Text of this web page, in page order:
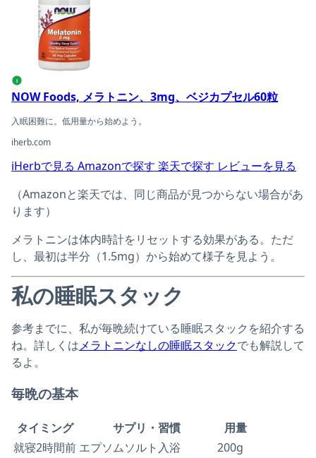
i
NOW Foods, メラトニン、3mg、ベジカプセル60粒
入眠困難に。低用量から始めよう。
iherb.com
iHerbで見る Amazonで探す 楽天で探す レビューを見る
（Amazonと楽天では、同じ商品が見つからない場合があ
ります）
メラトニンは体内時計をリセットする効果がある。ただ
し、最初は半分（1.5mg）から始めて様子を見よう。
私の睡眠スタック
参考までに、私が毎晩続けている睡眠スタックを紹介する
ね。詳しくはメラトニンなしの睡眠スタックでも解説して
るよ。
毎晩の基本
タイミング サプリ・習慣
用量
就寝2時間前 エプソムソルト入浴
200g